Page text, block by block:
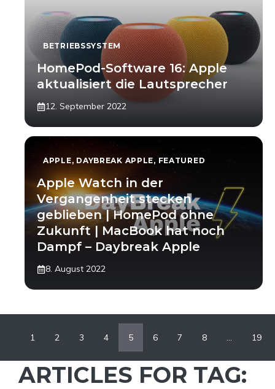
BETRIEBSSYSTEM
HomePod-Software 16: Apple
aktualisiert die Lautsprecher
12. September 2022
APPLE, DAYBREAK APPLE, FEATURED
Apple Watch in der
Vergangenheit stecken
geblieben | HomePod ohne
Zukunft | MacBook hat noch
Dampf – Daybreak Apple
8. August 2022
1 2 3 4 5 6 7 8 … 19
ARTICLES FOR TAG: